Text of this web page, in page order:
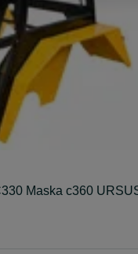
Maska c360